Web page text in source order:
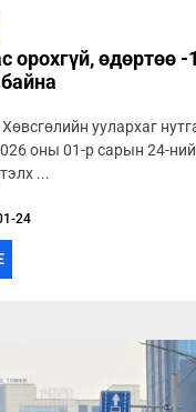
орохгүй, өдөртөө -
уулархаг
оны 01-р сарын 24-
...
24